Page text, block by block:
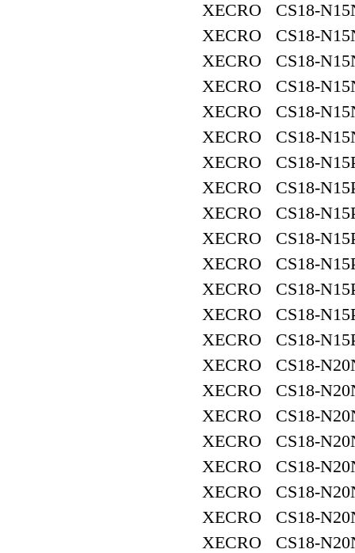
XECRO CS18-
XECRO CS18-
XECRO CS18-
XECRO CS18-
XECRO CS18-
XECRO CS18-
XECRO CS18-
XECRO CS18-
XECRO CS18-
XECRO CS18-
XECRO CS18-
XECRO CS18-
XECRO CS18-
XECRO CS18-
XECRO CS18-
XECRO CS18-
XECRO CS18-
XECRO CS18-
XECRO CS18-
XECRO CS18-
XECRO CS18-
XECRO CS18-